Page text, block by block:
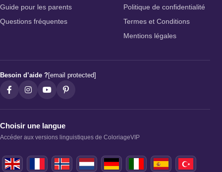
Guide pour les parents
Questions fréquentes
Politique de confidentialité
Termes et Conditions
Mentions légales
Besoin d’aide ?[email protected]
Choisir une langue
Accéder aux versions linguistiques de ColoriageVIP